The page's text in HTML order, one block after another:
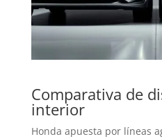
Comparativa de
interior
Honda apuesta por líneas